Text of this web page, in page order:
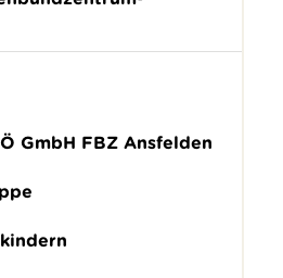
GmbH FBZ Ansfelden